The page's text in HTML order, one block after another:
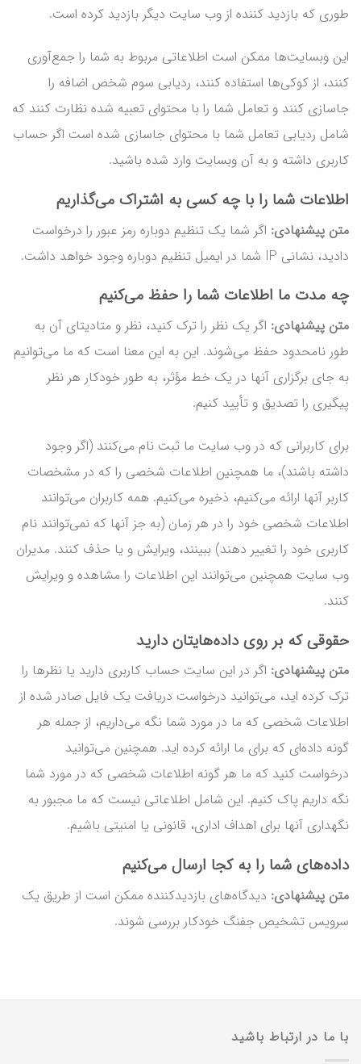
طوری که بازدید کننده از وب سایت دیگر بازدید کرده است.
این وبسایت‌ها ممکن است اطلاعاتی مربوط به شما را جمع‌آوری
کنند، از کوکی‌ها استفاده کنند، ردیابی سوم شخص اضافه را
جاسازی کنند و تعامل شما را با محتوای تعبیه شده نظارت کنند که
شامل ردیابی تعامل شما با محتوای جاسازی شده است اگر حساب
کاربری داشته و به آن وبسایت وارد شده باشید.
اطلاعات شما را با چه کسی به اشتراک می‌گذاریم
متن پیشنهادی: اگر شما یک تنظیم دوباره رمز عبور را درخواست
دادید، نشانی IP شما در ایمیل تنظیم دوباره وجود خواهد داشت.
چه مدت ما اطلاعات شما را حفظ می‌کنیم
متن پیشنهادی: اگر یک نظر را ترک کنید، نظر و متادیتای آن به
طور نامحدود حفظ می‌شوند. این به این معنا است که ما می‌توانیم
به جای برگزاری آنها در یک خط مؤثر، به طور خودکار هر نظر
پیگیری را تصدیق و تأیید کنیم.
برای کاربرانی که در وب سایت ما ثبت نام می‌کنند (اگر وجود
داشته باشند)، ما همچنین اطلاعات شخصی را که در مشخصات
کاربر آنها ارائه می‌کنیم، ذخیره می‌کنیم. همه کاربران می‌توانند
اطلاعات شخصی خود را در هر زمان (به جز آنها که نمی‌توانند نام
کاربری خود را تغییر دهند) ببینند، ویرایش و یا حذف کنند. مدیران
وب سایت همچنین می‌توانند این اطلاعات را مشاهده و ویرایش
کنند.
حقوقی که بر روی داده‌هایتان دارید
متن پیشنهادی: اگر در این سایت حساب کاربری دارید یا نظرها را
ترک کرده اید، می‌توانید درخواست دریافت یک فایل صادر شده از
اطلاعات شخصی که ما در مورد شما نگه می‌داریم، از جمله هر
گونه داده‌ای که برای ما ارائه کرده اید. همچنین می‌توانید
درخواست کنید که ما هر گونه اطلاعات شخصی که در مورد شما
نگه داریم پاک کنیم. این شامل اطلاعاتی نیست که ما مجبور به
نگهداری آنها برای اهداف اداری، قانونی یا امنیتی باشیم.
داده‌های شما را به کجا ارسال می‌کنیم
متن پیشنهادی: دیدگاه‌های بازدیدکننده ممکن است از طریق یک
سرویس تشخیص جفنگ خودکار بررسی شوند.
با ما در ارتباط باشید